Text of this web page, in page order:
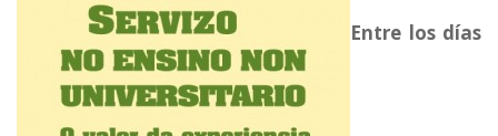
Entre los días